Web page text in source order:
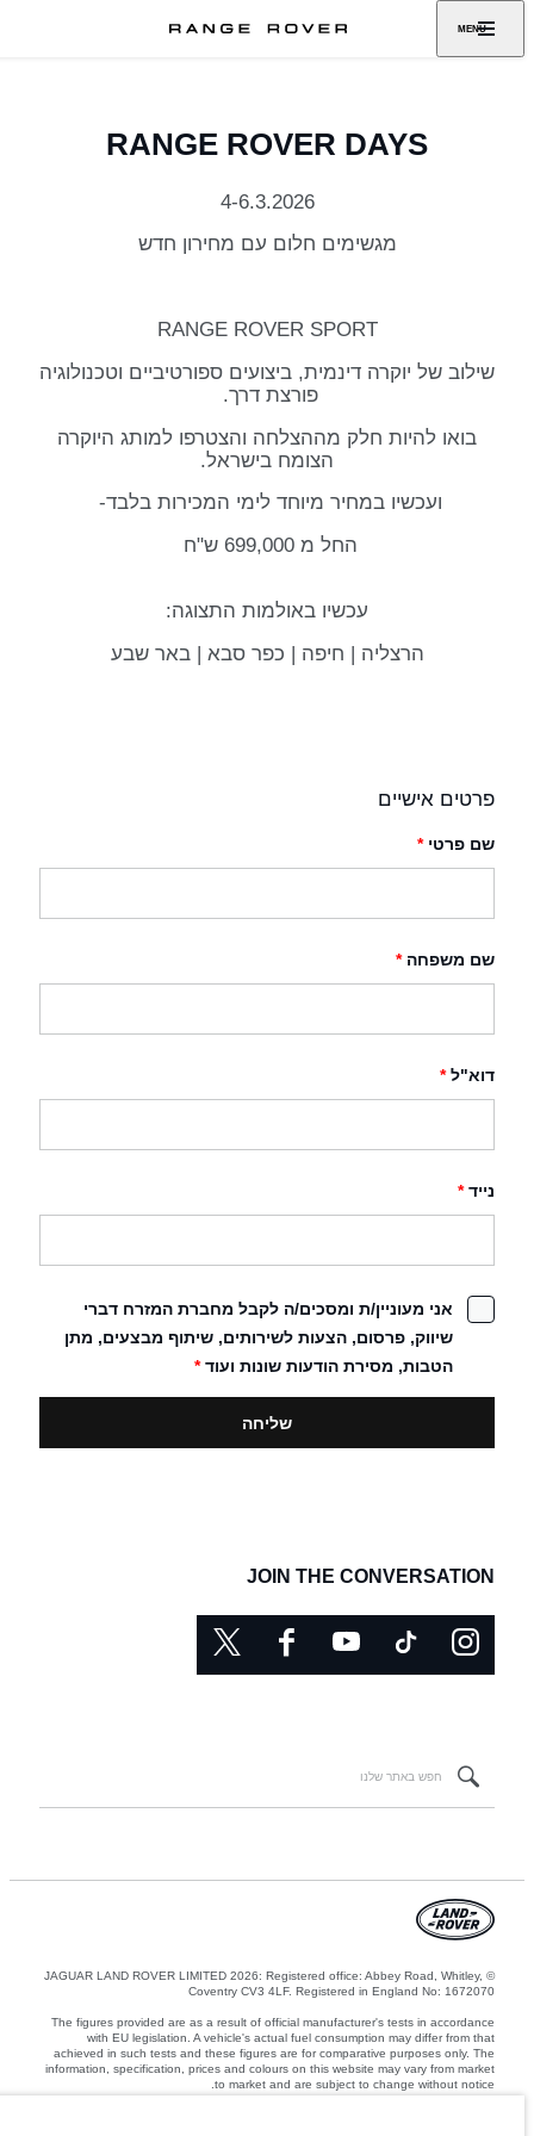
MENU
RANGE ROVER DAYS
4-6.3.2026
מגשימים חלום עם מחירון חדש
​ RANGE ROVER SPORT
שילוב של יוקרה דינמית, ביצועים ספורטיביים וטכנולוגיה
פורצת דרך. ​ ​
בואו להיות חלק מההצלחה והצטרפו למותג היוקרה
הצומח בישראל.​
ועכשיו במחיר מיוחד לימי המכירות בלבד-
החל מ 699,000 ש"ח
עכשיו באולמות התצוגה:
הרצליה | חיפה | כפר סבא | באר שבע
פרטים אישיים
שם פרטי *
שם משפחה *
דוא"ל *
נייד *
אני מעוניין/ת ומסכים/ה לקבל מחברת המזרח דברי
שיווק, פרסום, הצעות לשירותים, שיתוף מבצעים, מתן
הטבות, מסירת הודעות שונות ועוד *
JOIN THE CONVERSATION
© JAGUAR LAND ROVER LIMITED 2026: Registered office: Abbey Road, Whitley,
Coventry CV3 4LF. Registered in England No: 1672070
The figures provided are as a result of official manufacturer's tests in accordance
with EU legislation. A vehicle's actual fuel consumption may differ from that
achieved in such tests and these figures are for comparative purposes only. The
information, specification, prices and colours on this website may vary from market
to market and are subject to change without notice.